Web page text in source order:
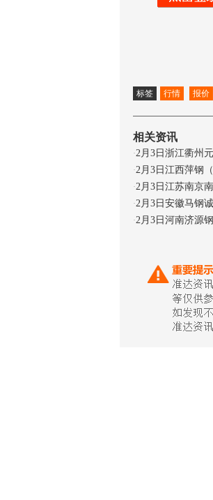
标签 行情 报价
相关资讯
·2月3日浙江衢州
·2月3日江西萍钢
·2月3日江苏南京
·2月3日安徽马钢
·2月3日河南济源